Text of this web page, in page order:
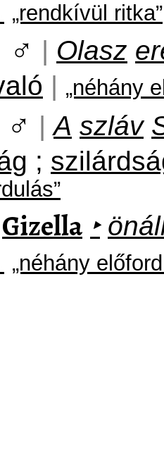
„rendkívül ritka”
♂ | Olasz
| „néhány
♂ | A szláv
;
Gizella ‣
„néhány